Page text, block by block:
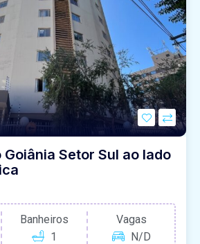
Setor Sul ao lado
Banheiros
1
Vagas
N/D